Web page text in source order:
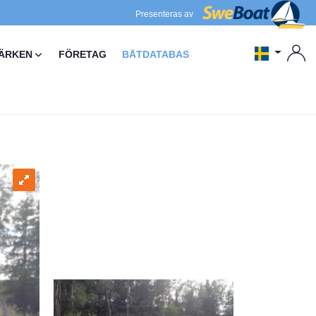
Presenteras av
FÖRETAG BÅTDATABAS